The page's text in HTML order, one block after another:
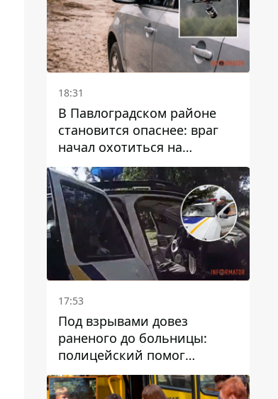
18:31
В Павлоградском районе
становится опаснее: враг
начал охотиться на
гражданский и военный
транспорт
17:53
Под взрывами довез
раненого до больницы:
полицейский помог
пострадавшему после атаки
на Каменский район